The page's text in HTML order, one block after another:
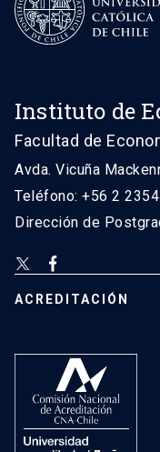
Instituto de
Facultad de
Avda. Vicuña
Teléfono: +56 2
Dirección de
ACREDITACIÓN